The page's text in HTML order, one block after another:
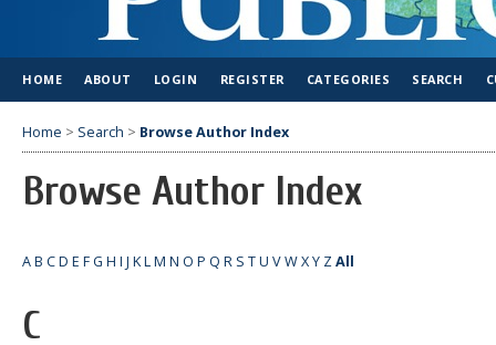
HOME ABOUT LOGIN REGISTER CATEGORIES SEARCH
Home > Search > Browse Author Index
Browse Author Index
AB CD E FG H I J KLM N O P Q R S TU VWXY ZAll
C